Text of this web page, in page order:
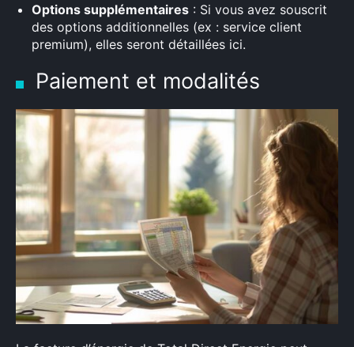
Options supplémentaires : Si vous avez souscrit
des options additionnelles (ex : service client
premium), elles seront détaillées ici.
Paiement et modalités